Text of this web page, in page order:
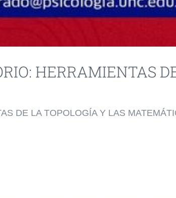
HERRAMIENTAS
DE LA TOPOLOGÍA Y LAS